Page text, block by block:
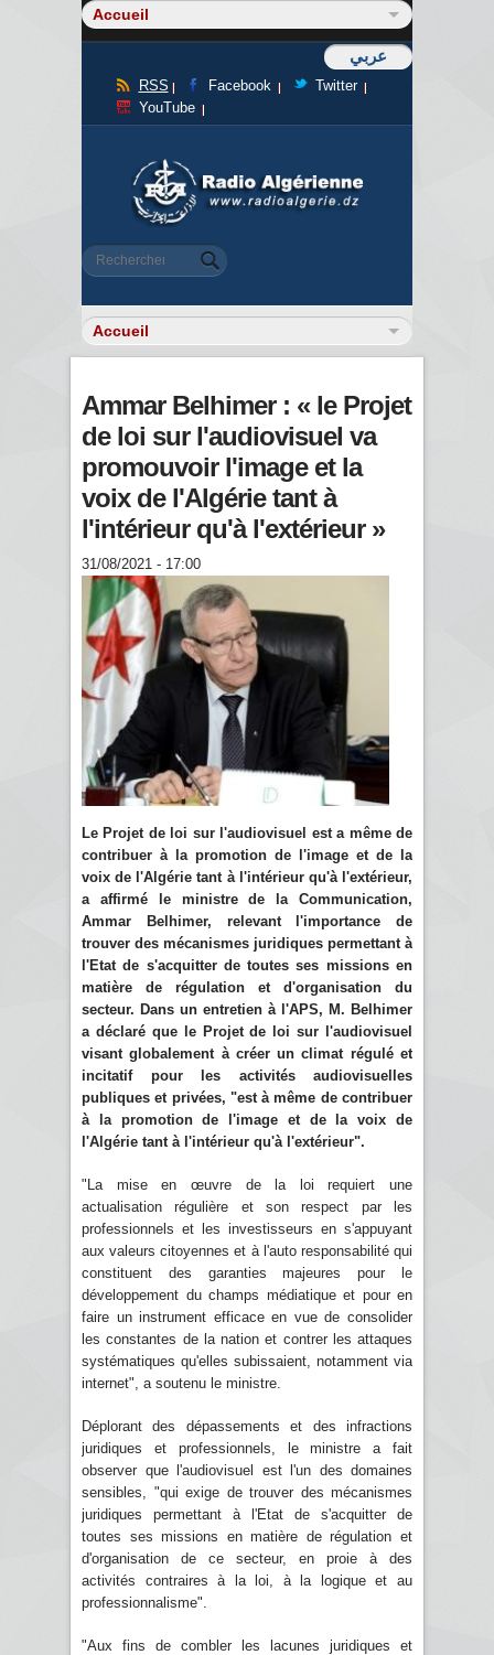
عربي
RSS Facebook
Twitter
YouTube
Formulaire de recherche
Rechercher
Ammar Belhimer : « le Projet
de loi sur l'audiovisuel va
promouvoir l'image et la
voix de l'Algérie tant à
l'intérieur qu'à l'extérieur »
31/08/2021 - 17:00
Le Projet de loi sur l'audiovisuel est a même de
contribuer à la promotion de l'image et de la
voix de l'Algérie tant à l'intérieur qu'à l'extérieur,
a affirmé le ministre de la Communication,
Ammar Belhimer, relevant l'importance de
trouver des mécanismes juridiques permettant à
l'Etat de s'acquitter de toutes ses missions en
matière de régulation et d'organisation du
secteur. Dans un entretien à l'APS, M. Belhimer
a déclaré que le Projet de loi sur l'audiovisuel
visant globalement à créer un climat régulé et
incitatif pour les activités audiovisuelles
publiques et privées, "est à même de contribuer
à la promotion de l'image et de la voix de
l'Algérie tant à l'intérieur qu'à l'extérieur".
"La mise en œuvre de la loi requiert une
actualisation régulière et son respect par les
professionnels et les investisseurs en s'appuyant
aux valeurs citoyennes et à l'auto responsabilité qui
constituent des garanties majeures pour le
développement du champs médiatique et pour en
faire un instrument efficace en vue de consolider
les constantes de la nation et contrer les attaques
systématiques qu'elles subissaient, notamment via
internet", a soutenu le ministre.
Déplorant des dépassements et des infractions
juridiques et professionnels, le ministre a fait
observer que l'audiovisuel est l'un des domaines
sensibles, "qui exige de trouver des mécanismes
juridiques permettant à l'Etat de s'acquitter de
toutes ses missions en matière de régulation et
d'organisation de ce secteur, en proie à des
activités contraires à la loi, à la logique et au
professionnalisme".
"Aux fins de combler les lacunes juridiques et